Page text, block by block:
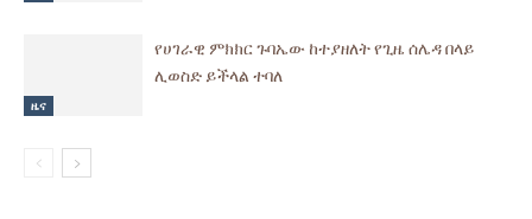
ዜና
የሀገራዊ ምክክር ጉባኤው ከተያዘለት የጊዜ ሰሌዳ በላይ
ሊወስድ ይችላል ተባለ